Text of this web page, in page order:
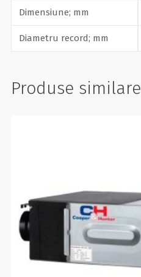
Dimensiune; mm
Diametru record; mm
Produse similare